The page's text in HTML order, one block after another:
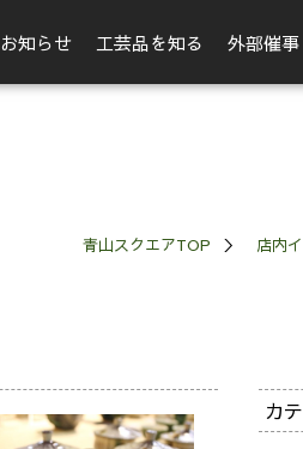
お知らせ 工芸品を知る 外部催事
青山スクエアTOP 店内
カ